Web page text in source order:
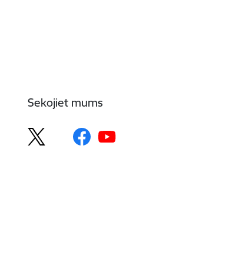
Sekojiet mums